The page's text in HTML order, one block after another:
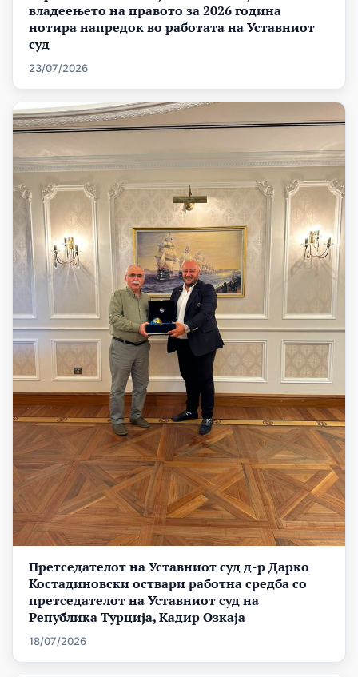
владеењето на правото за 2026 година
нотира напредок во работата на Уставниот
суд
23/07/2026
Претседателот на Уставниот суд д-р Дарко
Костадиновски оствари работна средба со
претседателот на Уставниот суд на
Република Турција, Кадир Озкаја
18/07/2026